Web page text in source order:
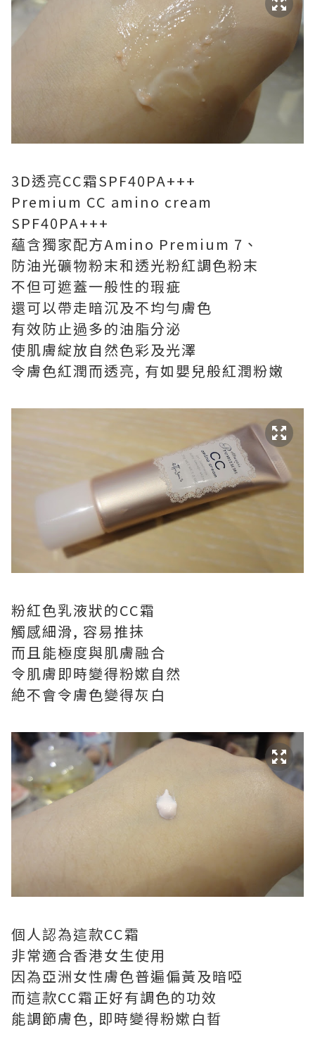
3D透亮CC霜SPF40PA+++
Premium CC amino cream
SPF40PA+++
蘊含獨家配方Amino Premium 7、
防油光礦物粉末和透光粉紅調色粉末
不但可遮蓋一般性的瑕疵
還可以帶走暗沉及不均勻膚色
有效防止過多的油脂分泌
使肌膚綻放自然色彩及光澤
令膚色紅潤而透亮, 有如嬰兒般紅潤粉嫩
粉紅色乳液狀的CC霜
觸感細滑, 容易推抺
而且能極度與肌膚融合
令肌膚即時變得粉嫰自然
絶不會令膚色變得灰白
個人認為這款CC霜
非常適合香港女生使用
因為亞洲女性膚色普遍偏黃及暗啞
而這款CC霜正好有調色的功效
能調節膚色, 即時變得粉嫰白晢